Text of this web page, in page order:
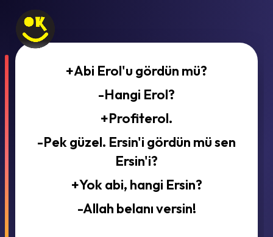
+Abi Erol'u gördün mü?
-Hangi Erol?
+Profiterol.
-Pek güzel. Ersin'i gördün mü sen
Ersin'i?
+Yok abi, hangi Ersin?
-Allah belanı versin!